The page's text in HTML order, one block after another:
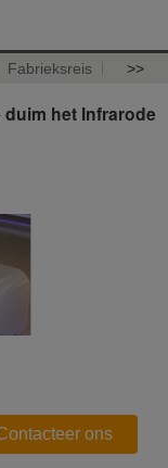
Fabrieksreis >>
duim het Infrarode
ons